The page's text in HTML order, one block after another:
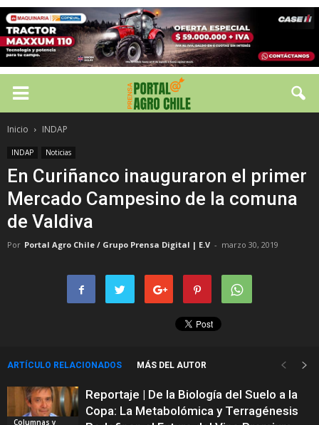
Inicio INDAP
INDAP Noticias
En Curiñanco inauguraron el primer
Mercado Campesino de la comuna
de Valdiva
Por Portal Agro Chile / Grupo Prensa Digital | E.V - marzo 30, 2019
ARTÍCULO RELACIONADOS MÁS DEL AUTOR
Columnas y
Reportaje | De la Biología del Suelo a la
Copa: La Metabolómica y Terragénesis